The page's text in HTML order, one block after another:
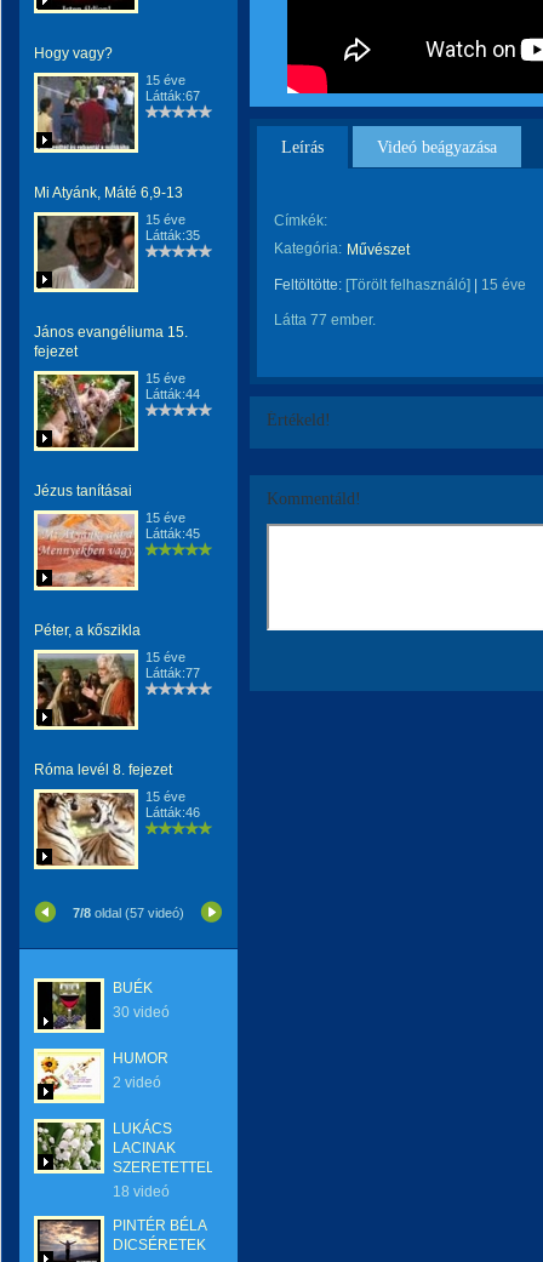
Hogy vagy?
15 éve
Látták:67
Mi Atyánk, Máté 6,9-13
15 éve
Látták:35
János evangéliuma 15.
fejezet
15 éve
Látták:44
Jézus tanításai
15 éve
Látták:45
Péter, a kőszikla
15 éve
Látták:77
Róma levél 8. fejezet
15 éve
Látták:46
7/8 oldal (57 videó)
BUÉK
30 videó
HUMOR
2 videó
LUKÁCS
LACINAK
SZERETETTEL
18 videó
PINTÉR BÉLA
DICSÉRETEK
Leírás Videó beágyazása
Címkék:
Kategória: Művészet
Feltöltötte: [Törölt felhasználó] 15 éve
Látta 77 ember.
Értékeld!
Kommentáld!